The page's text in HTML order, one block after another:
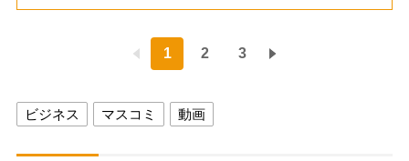
1 2 3
ビジネス マスコミ 動画